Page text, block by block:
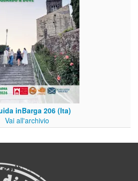
inBarga 206 (Ita)
Vai all'archivio